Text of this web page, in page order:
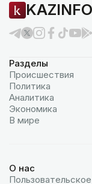
Разделы
Происшествия
Политика
Аналитика
Экономика
В мире
О нас